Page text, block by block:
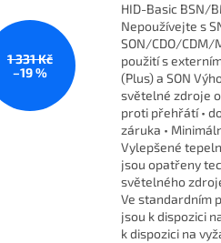
1 331 Kč
–19 %
HID-Basic BSN/
Nepoužívejte s
SON/CDO/
použití s
(Plus) a SON
světelné zdroje
proti přehřátí •
záruka •
Vylepšené
jsou opatřeny
světelného
Ve standardním
jsou k dispozici
k dispozici na